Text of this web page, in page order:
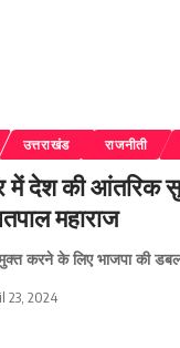
उत्तराखंड राजनीती
देश की आंतरिक
महाराज
करने के लिए भाजपा की
23, 2024